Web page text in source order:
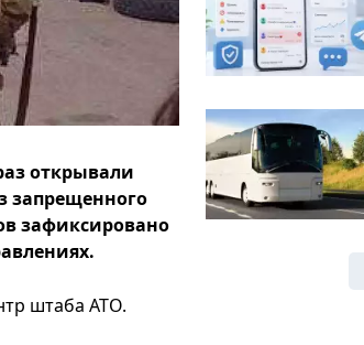
открывали
запрещенного
зафиксировано
штаба АТО.